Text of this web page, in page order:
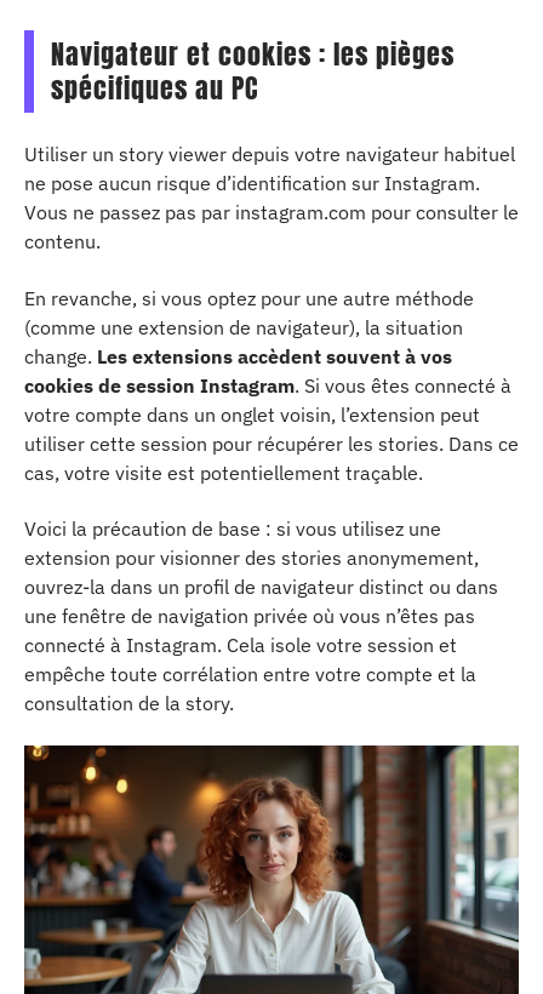
Navigateur et cookies : les pièges
spécifiques au PC
Utiliser un story viewer depuis votre navigateur habituel
ne pose aucun risque d’identification sur Instagram.
Vous ne passez pas par instagram.com pour consulter le
contenu.
En revanche, si vous optez pour une autre méthode
(comme une extension de navigateur), la situation
change. Les extensions accèdent souvent à vos
cookies de session Instagram. Si vous êtes connecté à
votre compte dans un onglet voisin, l’extension peut
utiliser cette session pour récupérer les stories. Dans ce
cas, votre visite est potentiellement traçable.
Voici la précaution de base : si vous utilisez une
extension pour visionner des stories anonymement,
ouvrez-la dans un profil de navigateur distinct ou dans
une fenêtre de navigation privée où vous n’êtes pas
connecté à Instagram. Cela isole votre session et
empêche toute corrélation entre votre compte et la
consultation de la story.